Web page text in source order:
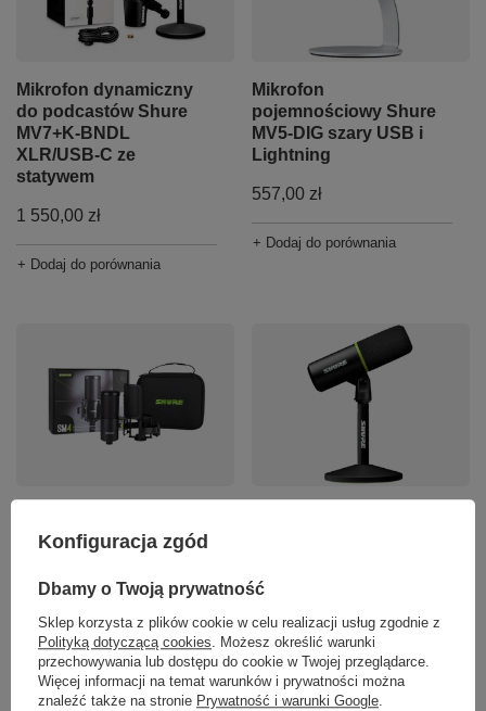
Mikrofon dynamiczny
do podcastów Shure
MV7+K-BNDL
XLR/USB-C ze
statywem
1 550,00 zł
+ Dodaj do porównania
Mikrofon
pojemnościowy Shure
MV5-DIG szary USB i
Lightning
557,00 zł
+ Dodaj do porównania
pojemnościowy Shure
SM4-K-KIT do studia
domowego
1 353,71 zł
+ Dodaj do porównania
634,42 zł
+ Dodaj do porównania
Konfiguracja zgód
Dbamy o Twoją prywatność
Sklep korzysta z plików cookie w celu realizacji usług zgodnie z
Polityką dotyczącą cookies. Możesz określić warunki
przechowywania lub dostępu do cookie w Twojej przeglądarce.
Więcej informacji na temat warunków i prywatności można
znaleźć także na stronie Prywatność i warunki Google.